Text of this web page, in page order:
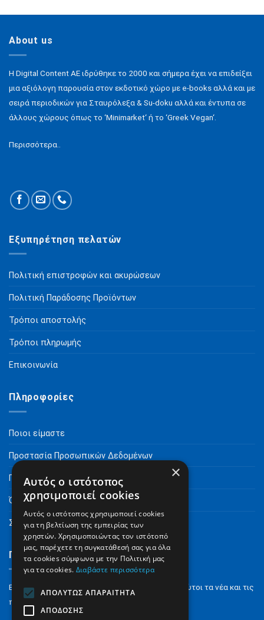
About us
H Digital Content ΑΕ ιδρύθηκε το 2000 και σήμερα έχει να επιδείξει
μια αξιόλογη παρουσία στον εκδοτικό χώρο με e-books αλλά και με
σειρά περιοδικών για Σταυρόλεξα & Su-doku αλλά και έντυπα σε
άλλους χώρους όπως το ‘Minimarket‘ ή το ‘Greek Vegan‘.
Περισσότερα..
Εξυπηρέτηση πελατών
Πολιτική επιστροφών και ακυρώσεων
Πολιτική Παράδοσης Προϊόντων
Τρόποι αποστολής
Τρόποι πληρωμής
Επικοινωνία
Πληροφορίες
Ποιοι είμαστε
Προστασία Προσωπικών Δεδομένων
Πνευματικά Δικαιώματα
Όροι Χρήσης
Συχνές Ερωτήσεις
Γραφτείτε στο Newsletter
Εγγραφείτε στο NewsLetter για να μαθαίνετε πρώτοι τα νέα και τις
προσφορές μας.
×
Αυτός ο ιστότοπος
χρησιμοποιεί cookies
Αυτός ο ιστότοπος χρησιμοποιεί cookies
για τη βελτίωση της εμπειρίας των
χρηστών. Χρησιμοποιώντας τον ιστότοπό
μας, παρέχετε τη συγκατάθεσή σας για όλα
τα cookies σύμφωνα με την Πολιτική μας
για τα cookies. Διαβάστε περισσότερα
ΑΠΟΛΎΤΩΣ ΑΠΑΡΑΊΤΗΤΑ
ΑΠΌΔΟΣΗΣ